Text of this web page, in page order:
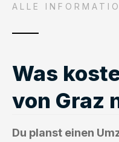
ALLE
Was
von Graz
Du planst einen